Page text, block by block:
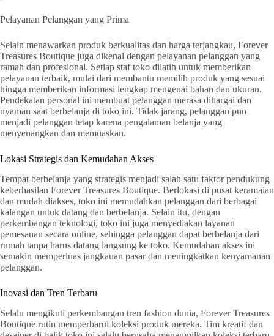
Pelayanan Pelanggan yang Prima
Selain menawarkan produk berkualitas dan harga terjangkau, Forever
Treasures Boutique juga dikenal dengan pelayanan pelanggan yang
ramah dan profesional. Setiap staf toko dilatih untuk memberikan
pelayanan terbaik, mulai dari membantu memilih produk yang sesuai
hingga memberikan informasi lengkap mengenai bahan dan ukuran.
Pendekatan personal ini membuat pelanggan merasa dihargai dan
nyaman saat berbelanja di toko ini. Tidak jarang, pelanggan pun
menjadi pelanggan tetap karena pengalaman belanja yang
menyenangkan dan memuaskan.
Lokasi Strategis dan Kemudahan Akses
Tempat berbelanja yang strategis menjadi salah satu faktor pendukung
keberhasilan Forever Treasures Boutique. Berlokasi di pusat keramaian
dan mudah diakses, toko ini memudahkan pelanggan dari berbagai
kalangan untuk datang dan berbelanja. Selain itu, dengan
perkembangan teknologi, toko ini juga menyediakan layanan
pemesanan secara online, sehingga pelanggan dapat berbelanja dari
rumah tanpa harus datang langsung ke toko. Kemudahan akses ini
semakin memperluas jangkauan pasar dan meningkatkan kenyamanan
pelanggan.
Inovasi dan Tren Terbaru
Selalu mengikuti perkembangan tren fashion dunia, Forever Treasures
Boutique rutin memperbarui koleksi produk mereka. Tim kreatif dan